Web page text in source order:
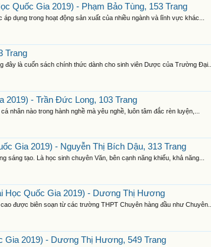
Quốc Gia 2019) - Phạm Bảo Tùng, 153 Trang
dụng trong hoạt động sản xuất của nhiều ngành và lĩnh vực khác...
Trang
đây là cuốn sách chính thức dành cho sinh viên Dược của Trường Đại...
- Trần Đức Long, 103 Trang
nhân nào trong hành nghề mà yêu nghề, luôn tâm đắc rèn luyện,...
Gia 2019) - Nguyễn Thị Bích Dậu, 313 Trang
sáng tạo. Là học sinh chuyên Văn, bên cạnh năng khiếu, khả năng...
Học Quốc Gia 2019) - Dương Thị Hương
được biên soạn từ các trường THPT Chuyên hàng đầu như Chuyên...
Gia 2019) - Dương Thị Hương, 549 Trang